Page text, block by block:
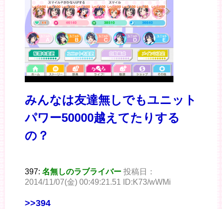
みんなは友達無しでもユニット
パワー50000越えてたりする
の？
397: 名無しのラブライバー 投稿日：
2014/11/07(金) 00:49:21.51 ID:K73/wWMi
>>394